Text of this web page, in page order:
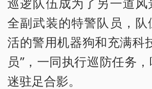
全副武装的特警队员，队
活的警用机器狗和充满科
员”，一同执行巡防任务
迷驻足合影。